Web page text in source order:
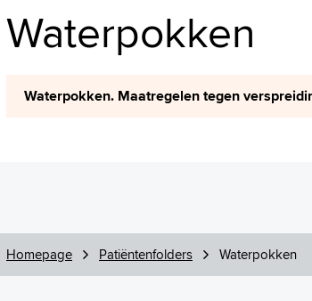
Waterpokken
Waterpokken. Maatregelen tegen
Homepage Patiëntenfolders Waterpokken